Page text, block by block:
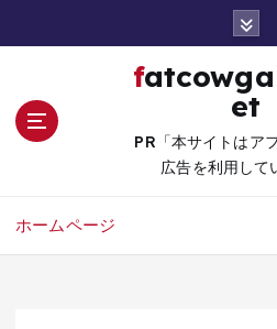
fatcowgames.n
et
PR「本サイトはア
広告を利用して
ホームページ